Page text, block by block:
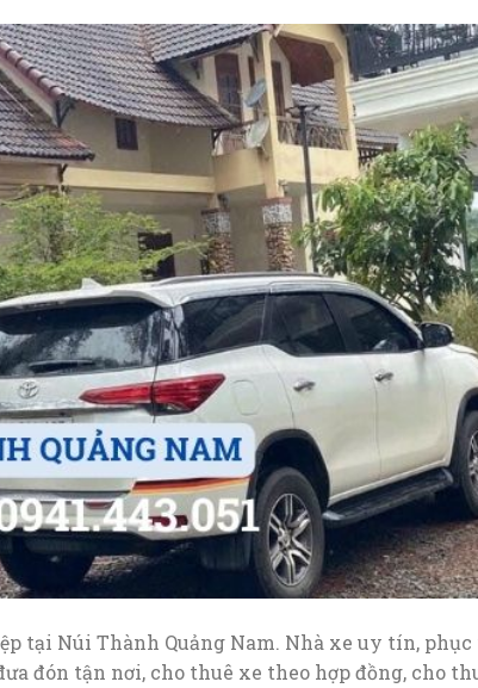
tại Núi Thành Quảng Nam. Nhà xe uy tín, phục
đón tận nơi, cho thuê xe theo hợp đồng, cho